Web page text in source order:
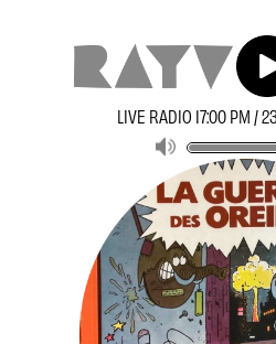
LIVE RADIO 17:00 PM /